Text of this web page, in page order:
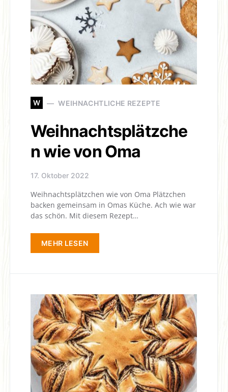
W WEIHNACHTLICHE REZEPTE
Weihnachtsplätzche
n wie von Oma
17. Oktober 2022
Weihnachtsplätzchen wie von Oma Plätzchen
backen gemeinsam in Omas Küche. Ach wie war
das schön. Mit diesem Rezept…
MEHR LESEN